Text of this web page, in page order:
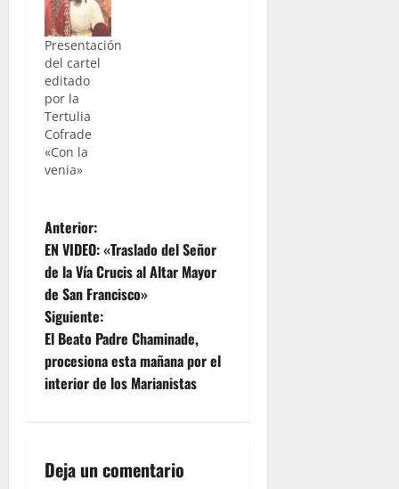
de nuestra
ciudad y
sede
oficial de
la Peña
Flamenca
"La Buena
Gente", es
el
escenario
en la
jornada
del
próximo
viernes a
las 14.30
horas de
la tarde,
se
presenten
Presentación
del cartel
editado
por la
Tertulia
Cofrade
«Con la
venia»
N
a
v
e
g
c
Anterior:
EN VIDEO: «Traslado del Señor
de la Vía Crucis al Altar Mayor
de San Francisco»
Siguiente:
El Beato Padre Chaminade,
procesiona esta mañana por el
interior de los Marianistas
Deja un comentario